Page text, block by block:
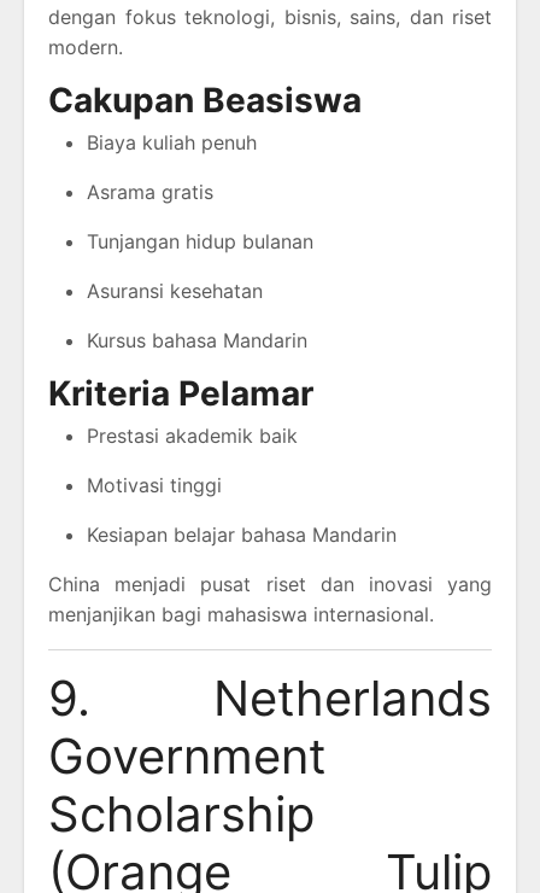
dengan fokus teknologi, bisnis, sains, dan riset
modern.
Cakupan Beasiswa
Biaya kuliah penuh
Asrama gratis
Tunjangan hidup bulanan
Asuransi kesehatan
Kursus bahasa Mandarin
Kriteria Pelamar
Prestasi akademik baik
Motivasi tinggi
Kesiapan belajar bahasa Mandarin
China menjadi pusat riset dan inovasi yang
menjanjikan bagi mahasiswa internasional.
9. Netherlands
Government
Scholarship
(Orange Tulip